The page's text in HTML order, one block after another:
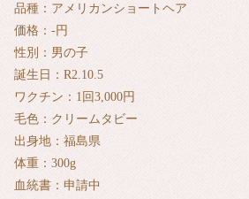
品種：アメリカンショートヘア
価格：‐円
性別：男の子
誕生日：R2.10.5
ワクチン：1回3,000円
毛色：クリームタビー
出身地：福島県
体重：300g
血統書：申請中